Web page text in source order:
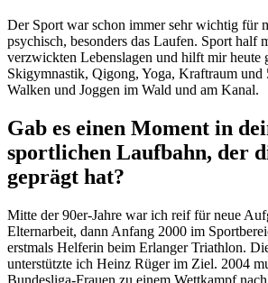
Der Sport war schon immer sehr wichtig für
psychisch, besonders das Laufen. Sport half
verzwickten Lebenslagen und hilft mir heute
Skigymnastik, Qigong, Yoga, Kraftraum und
Walken und Joggen im Wald und am Kanal.
Gab es einen Moment in
sportlichen Laufbahn, der
geprägt hat?
Mitte der 90er-Jahre war ich reif für neue
Elternarbeit, dann Anfang 2000 im
erstmals Helferin beim Erlanger Triathlon.
unterstützte ich Heinz Rüger im Ziel. 2004